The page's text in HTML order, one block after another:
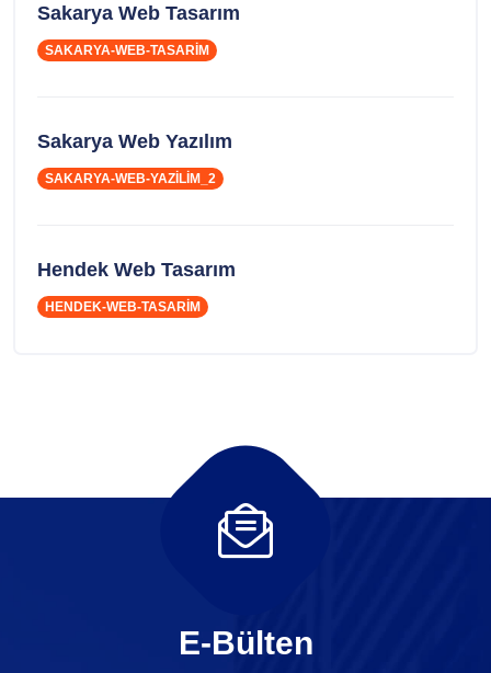
Sakarya Web Tasarım
SAKARYA-WEB-TASARIM
Sakarya Web Yazılım
SAKARYA-WEB-YAZILIM_2
Hendek Web Tasarım
HENDEK-WEB-TASARIM
E-Bülten